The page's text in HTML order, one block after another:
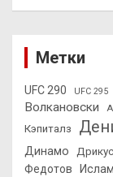
Метки
UFC 290 UFC 295
Волкановски
Кэпиталз
Динамо
Федотов